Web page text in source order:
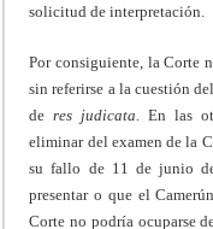
solicitud de interpretación.
Por consiguiente, la Corte
sin referirse a la cuestión
deres judicata. En las
eliminar del examen de la
su fallo de 11 de junio
presentar o que el
Corte no podría ocuparse